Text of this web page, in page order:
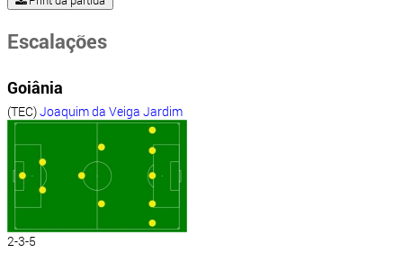
Escalações
Goiânia
(TEC)Joaquim da Veiga Jardim
2-3-5